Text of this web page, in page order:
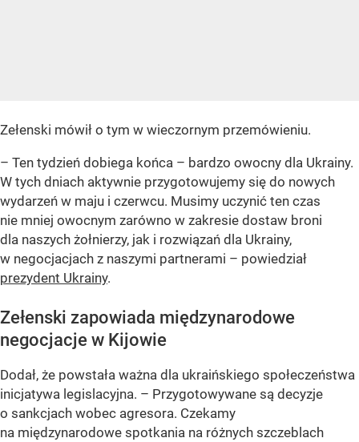
Zełenski mówił o tym w wieczornym przemówieniu.
– Ten tydzień dobiega końca – bardzo owocny dla Ukrainy.
W tych dniach aktywnie przygotowujemy się do nowych
wydarzeń w maju i czerwcu. Musimy uczynić ten czas
nie mniej owocnym zarówno w zakresie dostaw broni
dla naszych żołnierzy, jak i rozwiązań dla Ukrainy,
w negocjacjach z naszymi partnerami – powiedział
prezydent Ukrainy.
Zełenski zapowiada międzynarodowe
negocjacje w Kijowie
Dodał, że powstała ważna dla ukraińskiego społeczeństwa
inicjatywa legislacyjna. – Przygotowywane są decyzje
o sankcjach wobec agresora. Czekamy
na międzynarodowe spotkania na różnych szczeblach